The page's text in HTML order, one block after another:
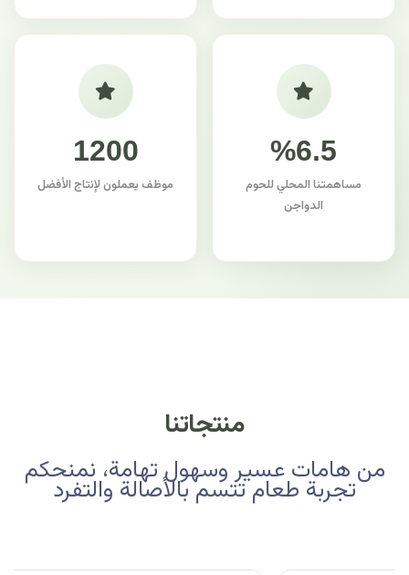
%6.5
مساهمتنا المحلي للحوم
الدواجن
1200
موظف يعملون لإنتاج الأفضل
منتجاتنا
من هامات عسير وسهول تهامة، نمنحكم
تجربة طعام تتسم بالأصالة والتفرد